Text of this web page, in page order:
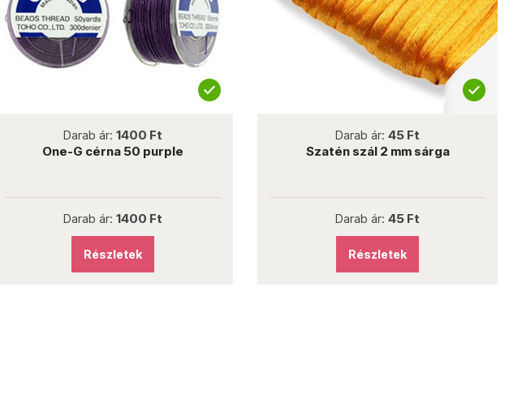
Darab ár: 1400 Ft
One-G cérna 50 purple
Darab ár: 1400 Ft
Részletek
Darab ár: 45 Ft
Szatén szál 2 mm sárga
Darab ár: 45 Ft
Részletek